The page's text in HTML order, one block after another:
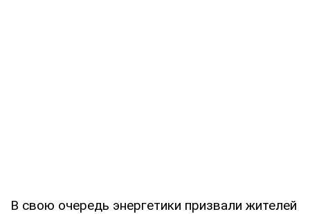
В свою очередь энергетики призвали жителей